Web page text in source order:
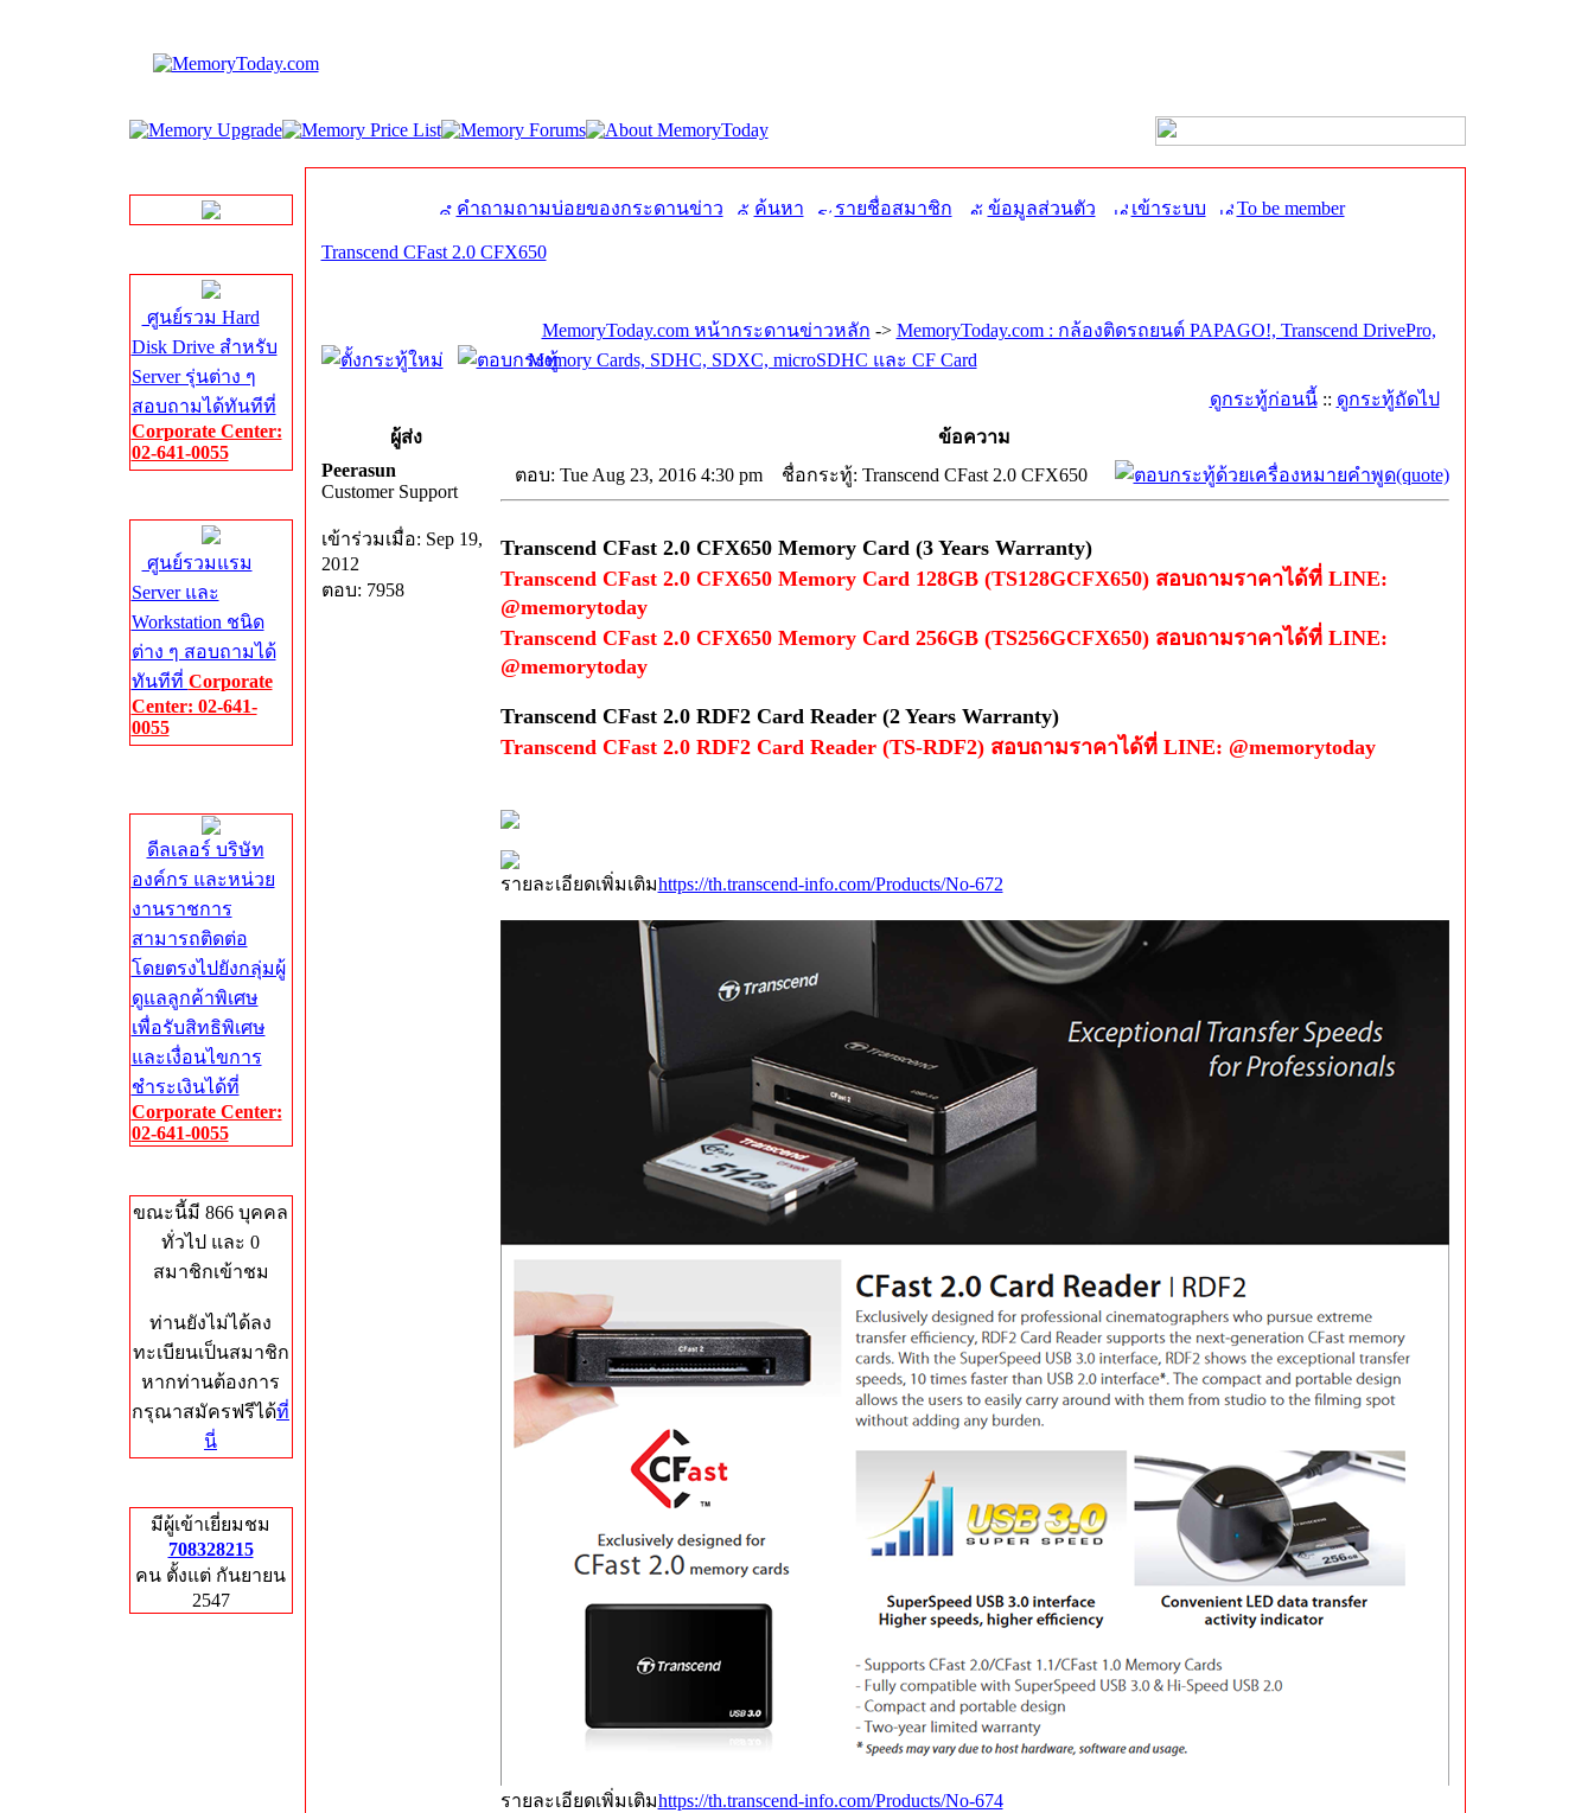
ศูนย์รวม Hard
Disk Drive สำหรับ
Server รุ่นต่าง ๆ
สอบถามได้ทันทีที่
Corporate Center:
02-641-0055
ศูนย์รวมแรม
Server และ
Workstation ชนิด
ต่าง ๆ สอบถามได้
ทันทีที่ Corporate
Center: 02-641-
0055
ดีลเลอร์ บริษัท
องค์กร และหน่วย
งานราชการ
สามารถติดต่อ
โดยตรงไปยังกลุ่มผู้
ดูแลลูกค้าพิเศษ
เพื่อรับสิทธิพิเศษ
และเงื่อนไขการ
ชำระเงินได้ที่
Corporate Center:
02-641-0055
ขณะนี้มี 866 บุคคล
ทั่วไป และ 0
สมาชิกเข้าชม
ท่านยังไม่ได้ลง
ทะเบียนเป็นสมาชิก
หากท่านต้องการ
กรุณาสมัครฟรีได้ที่
นี่
มีผู้เข้าเยี่ยมชม
708328215
คน ตั้งแต่ กันยายน
2547
คำถามถามบ่อยของกระดานข่าว ค้นหา รายชื่อสมาชิก ข้อมูลส่วนตัว เข้าระบบ To be member
Transcend CFast 2.0 CFX650
MemoryToday.com หน้ากระดานข่าวหลัก -> MemoryToday.com : กล้องติดรถยนต์ PAPAGO!, Transcend DrivePro,
Memory Cards, SDHC, SDXC, microSDHC และ CF Card
ดูกระทู้ก่อนนี้:: ดูกระทู้ถัดไป
ผู้ส่ง
ข้อความ
Peerasun
Customer Support
เข้าร่วมเมื่อ: Sep 19,
2012
ตอบ: 7958
ตอบ: Tue Aug 23, 2016 4:30 pm ชื่อกระทู้: Transcend CFast 2.0 CFX650
Transcend CFast 2.0 CFX650 Memory Card (3 Years Warranty)
Transcend CFast 2.0 CFX650 Memory Card 128GB (TS128GCFX650) สอบถามราคาได้ที่ LINE:
@memorytoday
Transcend CFast 2.0 CFX650 Memory Card 256GB (TS256GCFX650) สอบถามราคาได้ที่ LINE:
@memorytoday
Transcend CFast 2.0 RDF2 Card Reader (2 Years Warranty)
Transcend CFast 2.0 RDF2 Card Reader (TS-RDF2) สอบถามราคาได้ที่ LINE: @memorytoday
รายละเอียดเพิ่มเติมhttps://th.transcend-info.com/Products/No-672
รายละเอียดเพิ่มเติมhttps://th.transcend-info.com/Products/No-674